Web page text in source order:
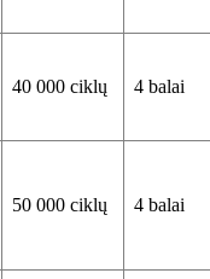
40 000 ciklų 4 balai
50 000 ciklų 4 balai